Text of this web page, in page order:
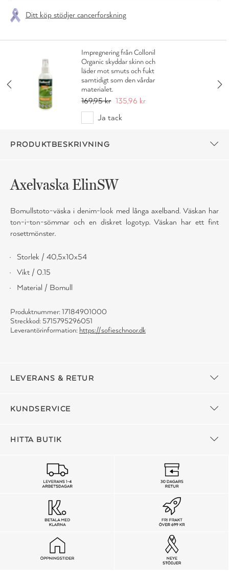
Ditt köp stödjer cancerforskning
Impregnering från Collonil
Organic skyddar skinn och
läder mot smuts och fukt
samtidigt som den vårdar
materialet.
169,95 kr 135,96 kr
Ja tack
PRODUKTBESKRIVNING
Axelvaska ElinSW
Bomullstoto-väska i denim-look med långa axelband. Väskan har
ton-i-ton-sömmar och en diskret logotyp. Väskan har ett fint
rosettmönster.
Storlek / 40,5x10x54
Vikt / 0.15
Material / Bomull
Produktnummer: 17184901000
Streckkod: 5715795296051
Leverantörinformation: https://sofieschnoor.dk
LEVERANS & RETUR
KUNDSERVICE
HITTA BUTIK